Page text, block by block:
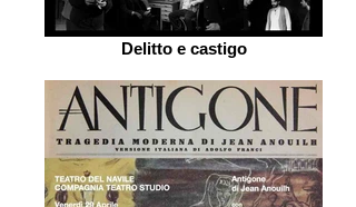
Delitto e castigo